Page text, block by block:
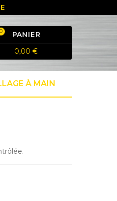
PANIER
0
0,00 €
À MAIN